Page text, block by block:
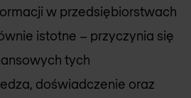
w przedsiębiorstwach
istotne – przyczynia się
tych
doświadczenie oraz